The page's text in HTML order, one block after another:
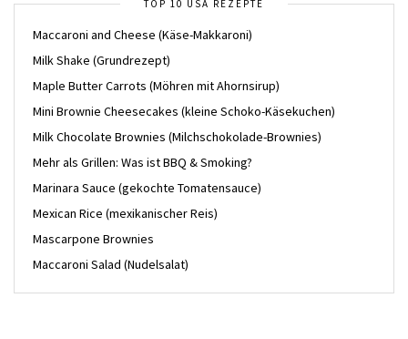
TOP 10 USA REZEPTE
Maccaroni and Cheese (Käse-Makkaroni)
Milk Shake (Grundrezept)
Maple Butter Carrots (Möhren mit Ahornsirup)
Mini Brownie Cheesecakes (kleine Schoko-Käsekuchen)
Milk Chocolate Brownies (Milchschokolade-Brownies)
Mehr als Grillen: Was ist BBQ & Smoking?
Marinara Sauce (gekochte Tomatensauce)
Mexican Rice (mexikanischer Reis)
Mascarpone Brownies
Maccaroni Salad (Nudelsalat)